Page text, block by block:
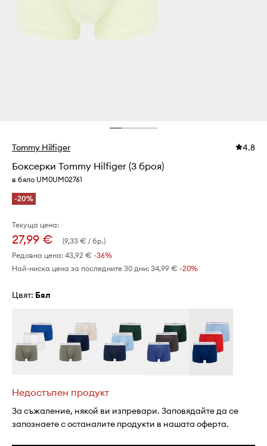
Tommy Hilfiger 4.8
Боксерки Tommy Hilfiger (3 броя)
в бяло UM0UM02761
-20%
Текуща цена:
27,99 €
(9,33 € / бр.)
Редовна цена: 43,92 € -36%
Най-ниска цена за последните 30 дни: 34,99 € -20%
Цвят: бял
Недостъпен продукт
За съжаление, някой ви изпревари. Заповядайте да се
запознаете с останалите продукти в нашата оферта.